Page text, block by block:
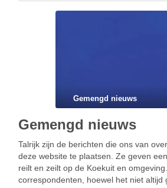
Gemengd nieuws
Gemengd nieuws
Talrijk zijn de berichten die ons van
deze website te plaatsen. Ze geven
reilt en zeilt op de Koekuit en
correspondenten, hoewel het niet altijd